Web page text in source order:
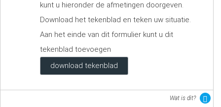
kunt u hieronder de afmetingen doorgeven.
Download het tekenblad en teken uw situatie.
Aan het einde van dit formulier kunt u dit
tekenblad toevoegen
download tekenblad
Wat is dit?